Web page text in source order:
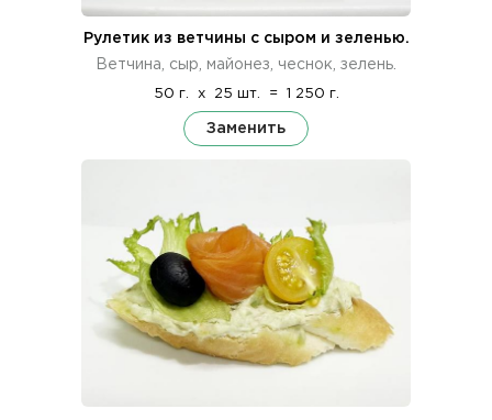
Рулетик из ветчины с сыром и зеленью.
Ветчина, сыр, майонез, чеснок, зелень.
50 г. x 25 шт. = 1 250 г.
Заменить